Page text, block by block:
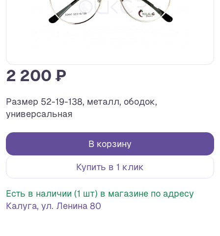
2 200 ₽
Размер 52-19-138, металл, ободок,
универсальная
В корзину
Купить в 1 клик
Есть в наличии (1 шт) в магазине по адресу
Калуга, ул. Ленина 80